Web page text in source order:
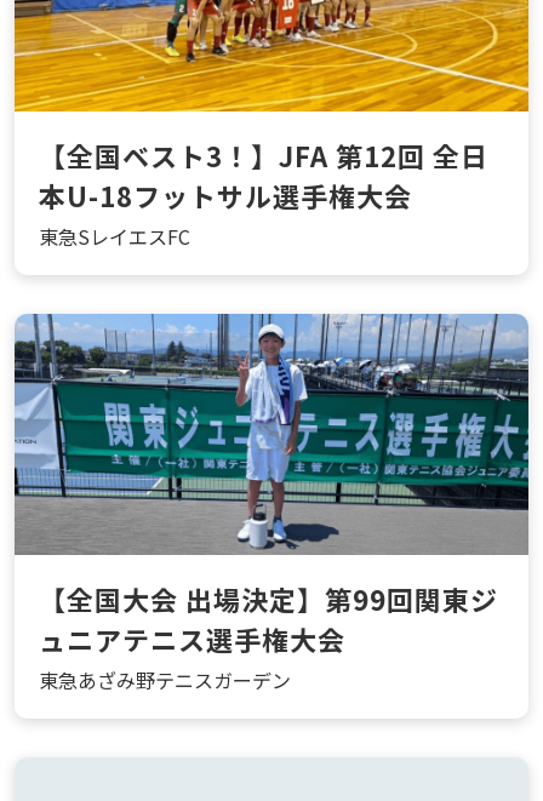
【全国ベスト3！】JFA 第12回 全日
本U-18フットサル選手権大会
東急SレイエスFC
【全国大会 出場決定】第99回関東ジ
ュニアテニス選手権大会
東急あざみ野テニスガーデン